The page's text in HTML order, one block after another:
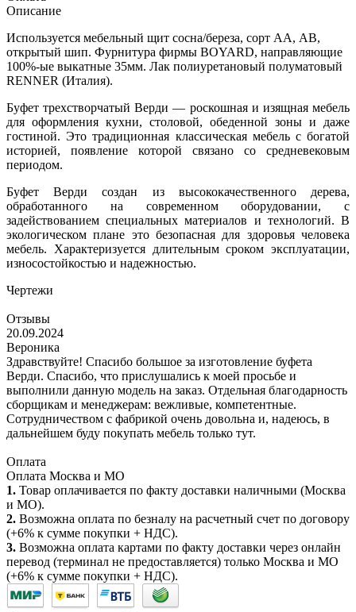
Описание
Используется мебельный щит сосна/береза, сорт АА, АВ,
открытый шип. Фурнитура фирмы BOYARD, направляющие
100%-ые выкатные 35мм. Лак полиуретановый полуматовый
RENNER (Италия).
Буфет трехстворчатый Верди — роскошная и изящная мебель
для оформления кухни, столовой, обеденной зоны и даже
гостиной. Это традиционная классическая мебель с богатой
историей, появление которой связано со средневековым
периодом.
Буфет Верди создан из высококачественного дерева,
обработанного на современном оборудовании, с
задействованием специальных материалов и технологий. В
экологическом плане это безопасная для здоровья человека
мебель. Характеризуется длительным сроком эксплуатации,
износостойкостью и надежностью.
Чертежи
Отзывы
20.09.2024
Вероника
Здравствуйте! Спасибо большое за изготовление буфета
Верди. Спасибо, что прислушались к моей просьбе и
выполнили данную модель на заказ. Отдельная благодарность
сборщикам и менеджерам: вежливые, компетентные.
Сотрудничеством с фабрикой очень довольна и, надеюсь, в
дальнейшем буду покупать мебель только тут.
Оплата
Оплата Москва и МО
1. Товар оплачивается по факту доставки наличными (Москва
и МО).
2. Возможна оплата по безналу на расчетный счет по договору
(+6% к сумме покупки + НДС).
3. Возможна оплата картами по факту доставки через онлайн
перевод (терминал не предоставляется) только Москва и МО
(+6% к сумме покупки + НДС).